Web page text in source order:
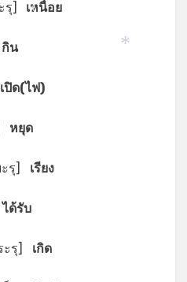
รุ] เหนื่อย
กิน
เปิด(ไฟ)
หยุด
ะรุ] เรียง
ได้รับ
ะรุ] เกิด